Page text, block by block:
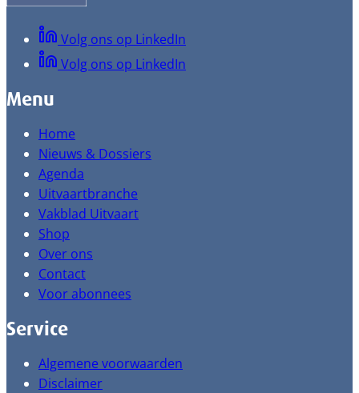
Volg ons op LinkedIn
Volg ons op LinkedIn
Menu
Home
Nieuws & Dossiers
Agenda
Uitvaartbranche
Vakblad Uitvaart
Shop
Over ons
Contact
Voor abonnees
Service
Algemene voorwaarden
Disclaimer